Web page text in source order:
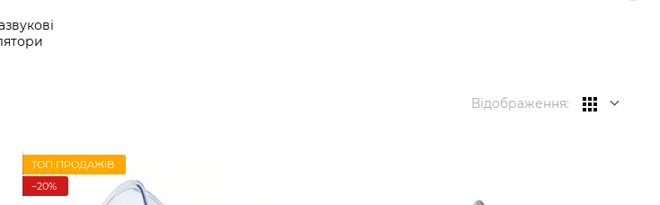
Відображення:
ТОП ПРОДАЖІВ
−20%